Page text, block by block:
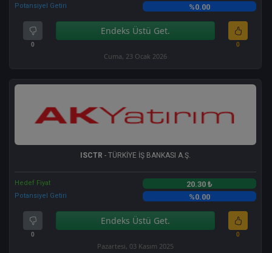
Potansiyel Getiri %0.00
0
Endeks Üstü Get.
0
Cuma, 23 Ocak 2026
ISCTR - TÜRKİYE İŞ BANKASI A.Ş.
Hedef Fiyat 20.30 ₺
Potansiyel Getiri %0.00
0
Endeks Üstü Get.
0
Pazartesi, 03 Kasım 2025